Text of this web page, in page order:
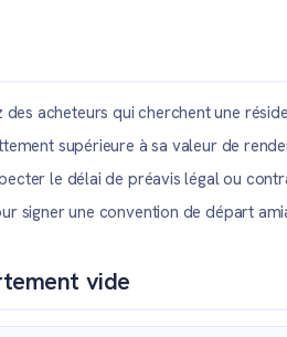
acheteurs qui cherchent une
supérieure à sa valeur de
le délai de préavis légal ou
signer une convention de départ
vide